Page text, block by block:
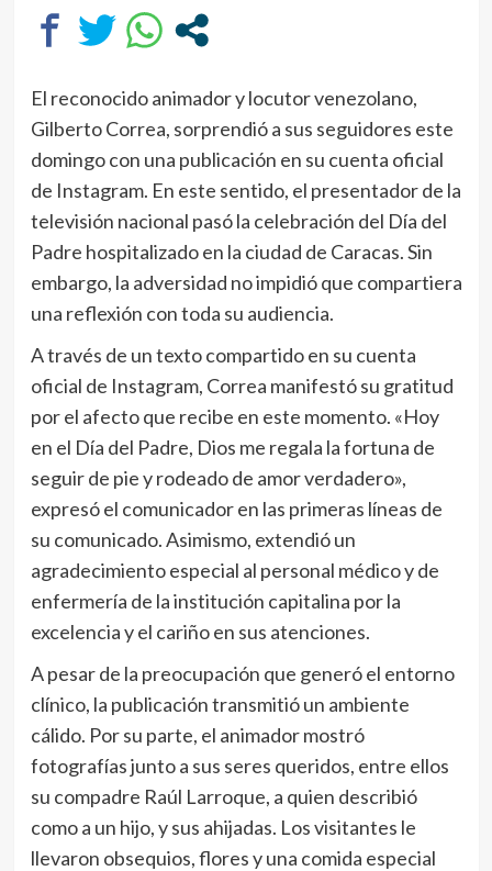
El reconocido animador y locutor venezolano,
Gilberto Correa, sorprendió a sus seguidores este
domingo con una publicación en su cuenta oficial
de Instagram. En este sentido, el presentador de la
televisión nacional pasó la celebración del Día del
Padre hospitalizado en la ciudad de Caracas. Sin
embargo, la adversidad no impidió que compartiera
una reflexión con toda su audiencia.
A través de un texto compartido en su cuenta
oficial de Instagram, Correa manifestó su gratitud
por el afecto que recibe en este momento. «Hoy
en el Día del Padre, Dios me regala la fortuna de
seguir de pie y rodeado de amor verdadero»,
expresó el comunicador en las primeras líneas de
su comunicado. Asimismo, extendió un
agradecimiento especial al personal médico y de
enfermería de la institución capitalina por la
excelencia y el cariño en sus atenciones.
A pesar de la preocupación que generó el entorno
clínico, la publicación transmitió un ambiente
cálido. Por su parte, el animador mostró
fotografías junto a sus seres queridos, entre ellos
su compadre Raúl Larroque, a quien describió
como a un hijo, y sus ahijadas. Los visitantes le
llevaron obsequios, flores y una comida especial